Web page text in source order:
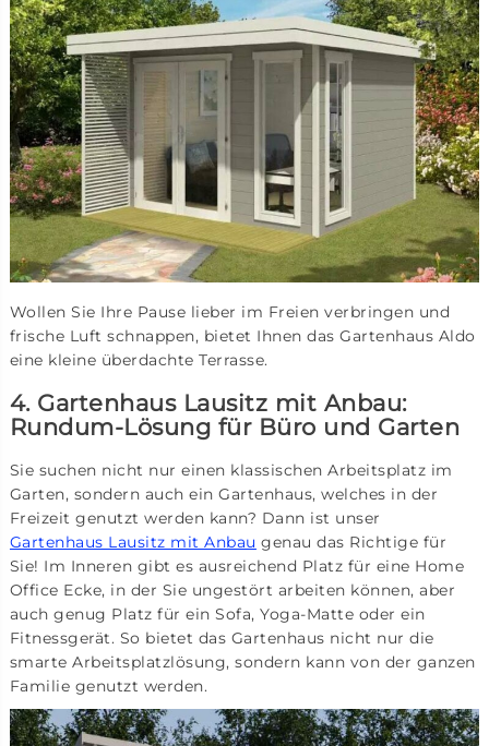
Wollen Sie Ihre Pause lieber im Freien verbringen und
frische Luft schnappen, bietet Ihnen das Gartenhaus Aldo
eine kleine überdachte Terrasse.
4. Gartenhaus Lausitz mit Anbau:
Rundum-Lösung für Büro und Garten
Sie suchen nicht nur einen klassischen Arbeitsplatz im
Garten, sondern auch ein Gartenhaus, welches in der
Freizeit genutzt werden kann? Dann ist unser
Gartenhaus Lausitz mit Anbau genau das Richtige für
Sie! Im Inneren gibt es ausreichend Platz für eine Home
Office Ecke, in der Sie ungestört arbeiten können, aber
auch genug Platz für ein Sofa, Yoga-Matte oder ein
Fitnessgerät. So bietet das Gartenhaus nicht nur die
smarte Arbeitsplatzlösung, sondern kann von der ganzen
Familie genutzt werden.